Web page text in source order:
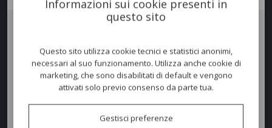
accogliente. Lo schienale altosostiene le spalle e favorisce la
distensione. Ilfrassinotornito e le linee sinuose e naturali dei
braccioli, sui quali il tatto trova piacere a scorrere, aggiungono
comfort della scocca imbottita intessuto o finta pelle.
Informazioni sui cookie presenti in
questo sito
Questo sito utilizza cookie tecnici e statistici anonimi,
necessari al suo funzionamento. Utilizza anche cookie di
marketing, che sono disabilitati di default e vengono
attivati solo previo consenso da parte tua.
Gestisci preferenze